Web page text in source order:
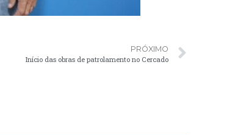
PRÓXIMO
Início das obras de patrolamento no Cercado